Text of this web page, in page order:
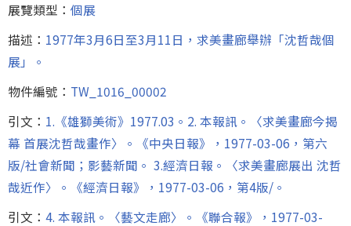
展覽類型： 個展
描述： 1977年3月6日至3月11日，求美畫廊舉辦「沈哲哉個
展」。
物件編號： TW_1016_00002
引文： 1.《雄獅美術》1977.03。2. 本報訊。〈求美畫廊今揭
幕 首展沈哲哉畫作〉。《中央日報》，1977-03-06，第六
版/社會新聞；影藝新聞。 3.經濟日報。〈求美畫廊展出 沈哲
哉近作〉。《經濟日報》，1977-03-06，第4版/。
引文： 4. 本報訊。〈藝文走廊〉。《聯合報》，1977-03-